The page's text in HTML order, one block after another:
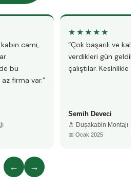
kabin cami,
bu
firma var.”
★★★★★
“Çok başarılı ve
verdikleri gün
çalıştılar. Kesinlikle
Semih Deveci
🚿 Duşakabin Montajı
📅 Ocak 2025
← →